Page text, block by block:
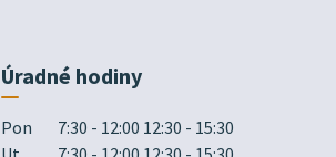
Úradné hodiny
Pon
7:30 - 12:00 12:30 - 15:30